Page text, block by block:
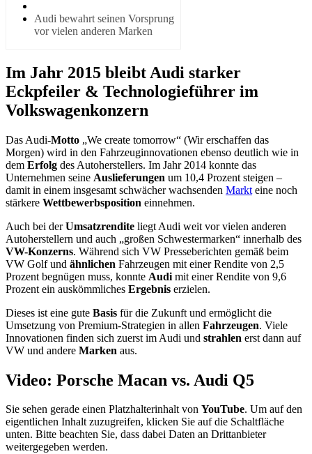
Audi bewahrt seinen Vorsprung
vor vielen anderen Marken
Im Jahr 2015 bleibt Audi starker
Eckpfeiler & Technologieführer im
Volkswagenkonzern
Das Audi-Motto „We create tomorrow“ (Wir erschaffen das
Morgen) wird in den Fahrzeuginnovationen ebenso deutlich wie in
dem Erfolg des Autoherstellers. Im Jahr 2014 konnte das
Unternehmen seine Auslieferungen um 10,4 Prozent steigen –
damit in einem insgesamt schwächer wachsenden Markt eine noch
stärkere Wettbewerbsposition einnehmen.
Auch bei derUmsatzrendite liegt Audi weit vor vielen anderen
Autoherstellern und auch „großen Schwestermarken“ innerhalb des
VW-Konzerns. Während sich VW Presseberichten gemäß beim
VW Golf und ähnlichen Fahrzeugen mit einer Rendite von 2,5
Prozent begnügen muss, konnte Audi mit einer Rendite von 9,6
Prozent ein auskömmliches Ergebnis erzielen.
Dieses ist eine gute Basis für die Zukunft und ermöglicht die
Umsetzung von Premium-Strategien in allen Fahrzeugen. Viele
Innovationen finden sich zuerst im Audi und strahlen erst dann auf
VW und andere Marken aus.
Video: Porsche Macan vs. Audi Q5
Sie sehen gerade einen Platzhalterinhalt von YouTube. Um auf den
eigentlichen Inhalt zuzugreifen, klicken Sie auf die Schaltfläche
unten. Bitte beachten Sie, dass dabei Daten an Drittanbieter
weitergegeben werden.